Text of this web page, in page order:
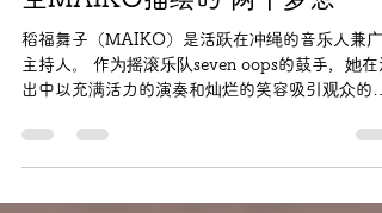
sha.sensei88
2025年8月21日
讀畢需時 2 分鐘